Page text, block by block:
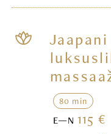
80 min
E—N115 €